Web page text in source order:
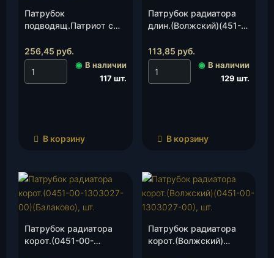
Патрубок
подводящ.Патриот с
1303010)(Балаково),
шт.
256,45 руб.
◉ В наличии
117 шт.
В корзину
Патрубок радиатора
длин.(Волжский)(451-
23-…), шт.
113,85 руб.
◉ В наличии
129 шт.
В корзину
Патрубок радиатора
корот.(0451-00-
Патрубок радиатора
корот.(Волжский)